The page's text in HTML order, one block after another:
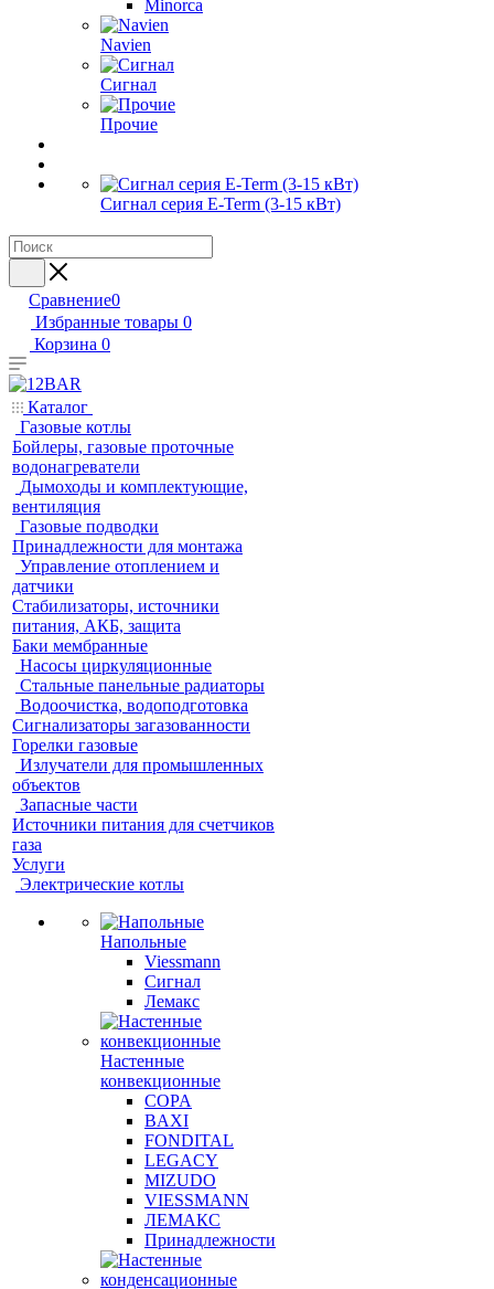
Minorca
Navien
Сигнал
Прочие
Сигнал серия E-Term (3-15 кВт)
Сравнение0
Избранные товары 0
Корзина 0
Каталог
Газовые котлы
Бойлеры, газовые проточные
водонагреватели
Дымоходы и комплектующие,
вентиляция
Газовые подводки
Принадлежности для монтажа
Управление отоплением и
датчики
Стабилизаторы, источники
питания, АКБ, защита
Баки мембранные
Насосы циркуляционные
Стальные панельные радиаторы
Водоочистка, водоподготовка
Сигнализаторы загазованности
Горелки газовые
Излучатели для промышленных
объектов
Запасные части
Источники питания для счетчиков
газа
Услуги
Электрические котлы
Напольные
Viessmann
Сигнал
Лемакс
Настенные
конвекционные
COPA
BAXI
FONDITAL
LEGACY
MIZUDO
VIESSMANN
ЛЕМАКС
Принадлежности